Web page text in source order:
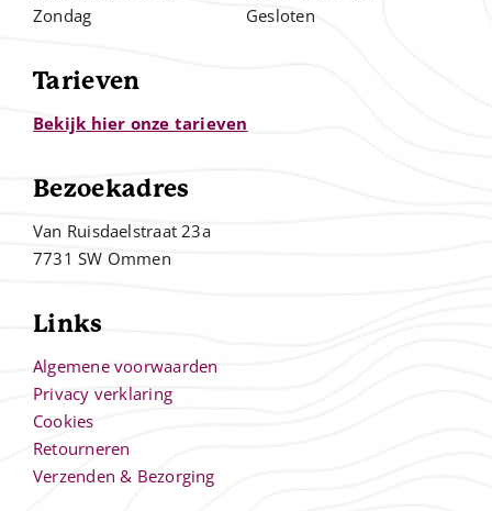
Zondag
Gesloten
Tarieven
Bekijk hier onze tarieven
Bezoekadres
Van Ruisdaelstraat 23a
7731 SW Ommen
Links
Algemene voorwaarden
Privacy verklaring
Cookies
Retourneren
Verzenden & Bezorging